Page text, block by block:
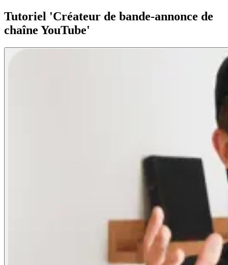
Tutoriel 'Créateur de bande-annonce de
chaîne YouTube'